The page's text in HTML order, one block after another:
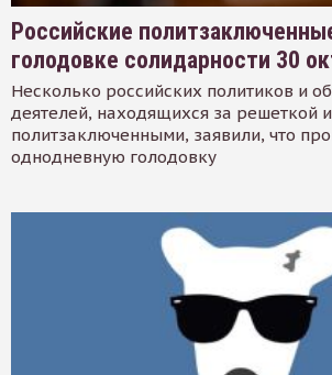
Российские
голодовке солидарности 30
Несколько российских политиков и
деятелей, находящихся за решеткой
политзаключенными, заявили, что
однодневную голодовку